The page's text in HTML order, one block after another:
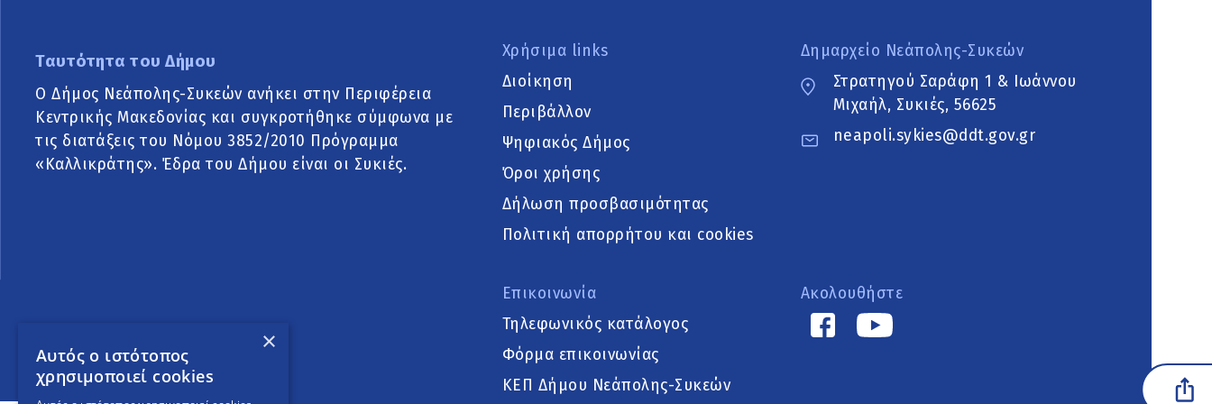
Ταυτότητα του Δήμου
Ο Δήμος Νεάπολης-Συκεών ανήκει στην Περιφέρεια
Κεντρικής Μακεδονίας και συγκροτήθηκε σύμφωνα με
τις διατάξεις του Νόμου 3852/2010 Πρόγραμμα
«Καλλικράτης». Έδρα του Δήμου είναι οι Συκιές.
Χρήσιμα links
Διοίκηση
Περιβάλλον
Ψηφιακός Δήμος
Όροι χρήσης
Δήλωση προσβασιμότητας
Πολιτική απορρήτου και cookies
Επικοινωνία
Τηλεφωνικός κατάλογος
Φόρμα επικοινωνίας
ΚΕΠ Δήμου Νεάπολης-Συκεών
Δημαρχείο Νεάπολης-Συκεών
Στρατηγού Σαράφη 1 & Ιωάννου
Μιχαήλ, Συκιές, 56625
neapoli.sykies@ddt.gov.gr
Ακολουθήστε
×
Αυτός ο ιστότοπος
χρησιμοποιεί cookies